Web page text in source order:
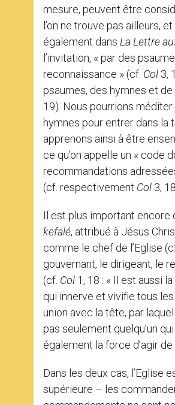
mesure, peuvent être
l’on ne trouve pas ailleurs,
également dans La Lettre
l’invitation, « par des
reconnaissance » (cf. Col 3,
psaumes, des hymnes et
19). Nous pourrions
hymnes pour entrer dans la
apprenons ainsi à être
ce qu’on appelle un « code
recommandations
(cf. respectivement Col 3,
Il est plus important encore
kefalé, attribué à Jésus
comme le chef de l’Eglise
gouvernant, le dirigeant, le
(cf. Col 1, 18 : « Il est aussi
qui innerve et vivifie tous
union avec la tête, par
pas seulement quelqu’un
également la force d’agir de
Dans les deux cas, l’Eglise
supérieure – les